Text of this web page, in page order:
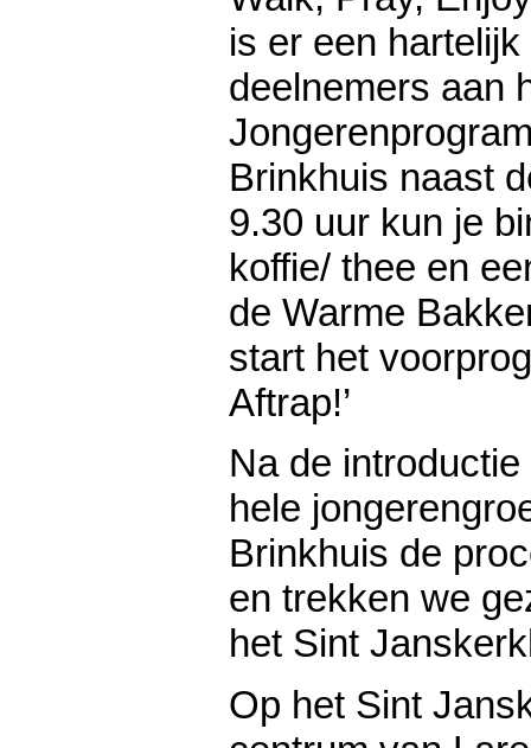
is er een
deelnemers aan
Brinkhuis naast
9.30 uur kun je
koffie/ thee en
de Warme
start het
Aftrap!’
Na de
hele
Brinkhuis de
en trekken we
het Sint
Op het Sint